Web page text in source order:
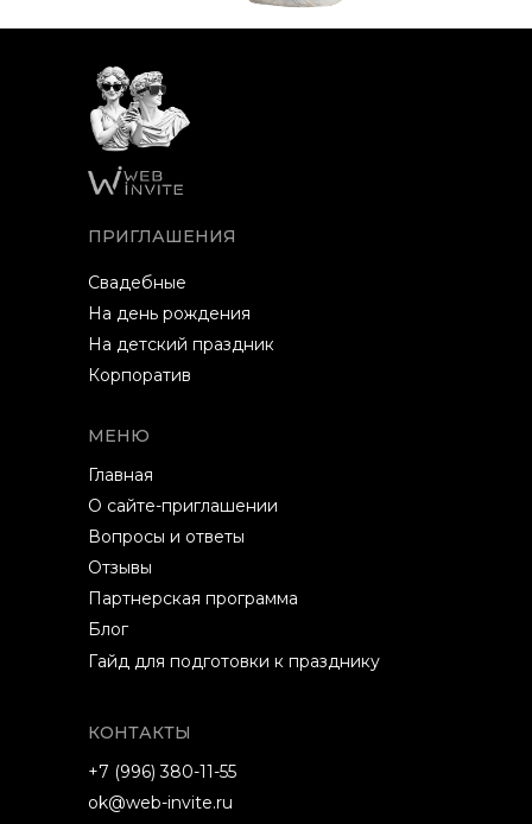
+7 (996) 380-11-55
Главная
Свадебные
На день рождения
Корпоратив
О сайте-приглашении
Вопросы и ответы
Отзывы
Партнерская программа
Гайд для подготовки к празднику
Блог
ok@web-invite.ru
ПРИГЛАШЕНИЯ
МЕНЮ
КОНТАКТЫ
На детский праздник